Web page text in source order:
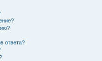
ответа?